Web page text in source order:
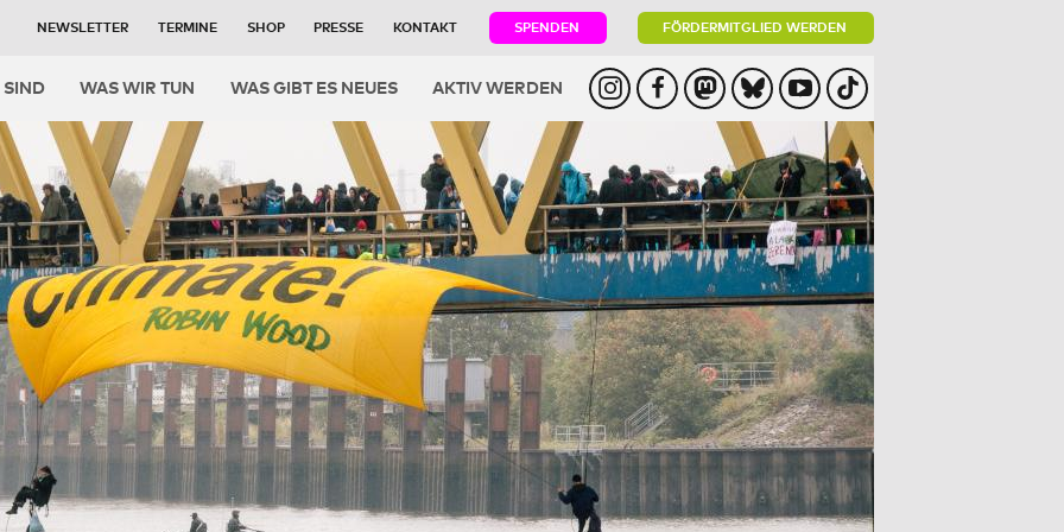
NEWSLETTER TERMINE SHOP PRESSE KONTAKT SPENDEN FÖRDERMITGLIED WERDEN
SIND WAS WIR TUN WAS GIBT ES NEUES AKTIV WERDEN